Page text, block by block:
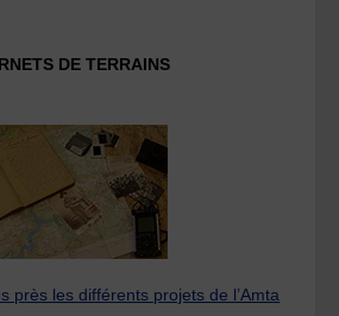
DE TERRAINS
près les différents projets de l’Amta